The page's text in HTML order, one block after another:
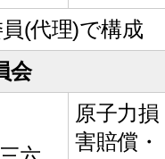
(代理)で構成
会
原子力損
害賠償・